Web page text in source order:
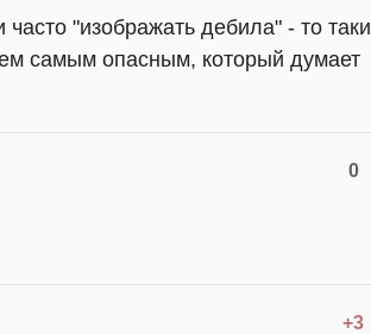
"изображать дебила" - то таки
самым опасным, который думает
0
+3